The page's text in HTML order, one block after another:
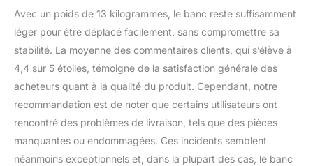
Avec un poids de 13 kilogrammes, le banc reste suffisamment
léger pour être déplacé facilement, sans compromettre sa
stabilité. La moyenne des commentaires clients, qui s’élève à
4,4 sur 5 étoiles, témoigne de la satisfaction générale des
acheteurs quant à la qualité du produit. Cependant, notre
recommandation est de noter que certains utilisateurs ont
rencontré des problèmes de livraison, tels que des pièces
manquantes ou endommagées. Ces incidents semblent
néanmoins exceptionnels et, dans la plupart des cas, le banc